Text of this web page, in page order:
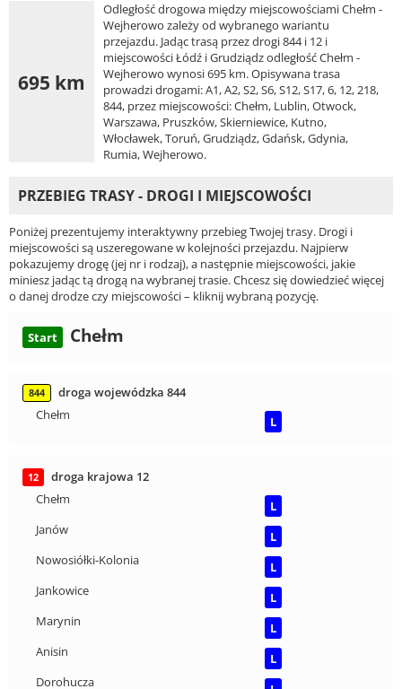
695 km
Odległość drogowa między miejscowościami Chełm -
Wejherowo zależy od wybranego wariantu
przejazdu. Jadąc trasą przez drogi 844 i 12 i
miejscowości Łódź i Grudziądz odległość Chełm -
Wejherowo wynosi 695 km. Opisywana trasa
prowadzi drogami: A1, A2, S2, S6, S12, S17, 6, 12, 218,
844, przez miejscowości: Chełm, Lublin, Otwock,
Warszawa, Pruszków, Skierniewice, Kutno,
Włocławek, Toruń, Grudziądz, Gdańsk, Gdynia,
Rumia, Wejherowo.
PRZEBIEG TRASY - DROGI I MIEJSCOWOŚCI
Poniżej prezentujemy interaktywny przebieg Twojej trasy. Drogi i
miejscowości są uszeregowane w kolejności przejazdu. Najpierw
pokazujemy drogę (jej nr i rodzaj), a następnie miejscowości, jakie
miniesz jadąc tą drogą na wybranej trasie. Chcesz się dowiedzieć więcej
o danej drodze czy miejscowości – kliknij wybraną pozycję.
Start Chełm
844
droga wojewódzka 844
Chełm
L
12
droga krajowa 12
Chełm
L
Janów
L
Nowosiółki-Kolonia
L
Jankowice
L
Marynin
L
Anisin
L
Dorohucza